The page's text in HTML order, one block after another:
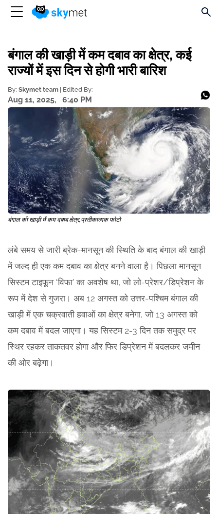
बंगाल की खाड़ी में कम दबाव का क्षेत्र, कई
राज्यों में इस दिन से होगी भारी बारिश
By: Skymet team | Edited By:
Aug 11, 2025, 6:40 PM
बंगाल की खाड़ी में कम दबाब क्षेत्र,प्रतीकात्मक फोटो
लंबे समय से जारी ब्रेक-मानसून की स्थिति के बाद बंगाल की खाड़ी
में जल्द ही एक कम दबाव का क्षेत्र बनने वाला है। पिछला मानसून
सिस्टम टाइफून ‘विफा’ का अवशेष था, जो लो-प्रेशर/डिप्रेशन के
रूप में देश से गुजरा। अब 12 अगस्त को उत्तर-पश्चिम बंगाल की
खाड़ी में एक चक्रवाती हवाओं का क्षेत्र बनेगा, जो 13 अगस्त को
कम दबाव में बदल जाएगा। यह सिस्टम 2-3 दिन तक समुद्र पर
स्थिर रहकर ताकतवर होगा और फिर डिप्रेशन में बदलकर जमीन
की ओर बढ़ेगा।